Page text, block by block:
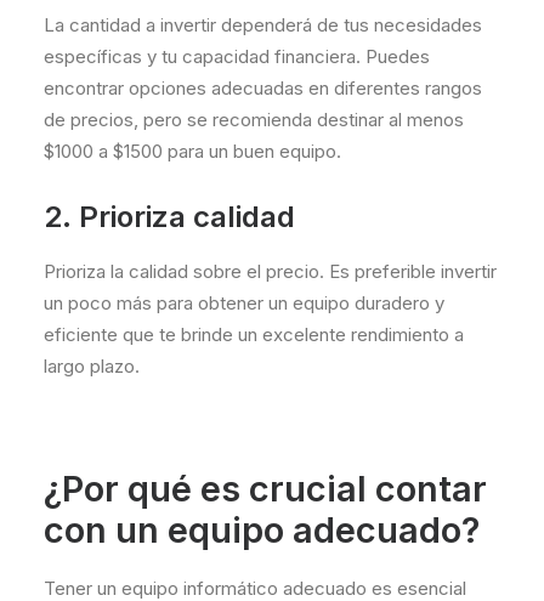
La cantidad a invertir dependerá de tus necesidades
específicas y tu capacidad financiera. Puedes
encontrar opciones adecuadas en diferentes rangos
de precios, pero se recomienda destinar al menos
$1000 a $1500 para un buen equipo.
2. Prioriza calidad
Prioriza la calidad sobre el precio. Es preferible invertir
un poco más para obtener un equipo duradero y
eficiente que te brinde un excelente rendimiento a
largo plazo.
¿Por qué es crucial contar
con un equipo adecuado?
Tener un equipo informático adecuado es esencial